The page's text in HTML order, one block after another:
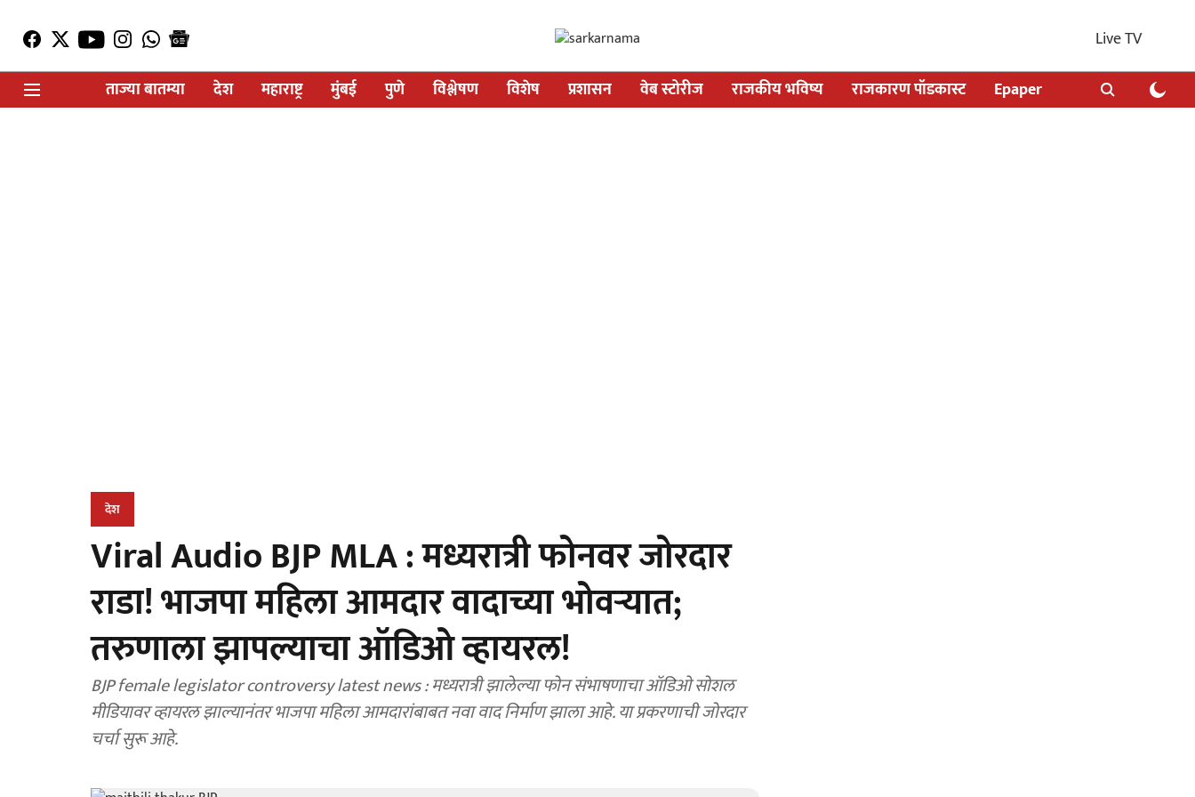
Live TV
ताज्या बातम्या
देश महाराष्ट्र मुंबई पुणे विश्लेषण विशेष प्रशासन वेब स्टोरीज राजकीय भविष्य राजकारण पॉडकास्ट Epaper
देश
Viral Audio BJP MLA : मध्यरात्री फोनवर जोरदार
राडा! भाजपा महिला आमदार वादाच्या भोवऱ्यात;
तरुणाला झापल्याचा ऑडिओ व्हायरल!
BJP female legislator controversy latest news : मध्यरात्री झालेल्या फोन संभाषणाचा ऑडिओ सोशल
मीडियावर व्हायरल झाल्यानंतर भाजपा महिला आमदारांबाबत नवा वाद निर्माण झाला आहे. या प्रकरणाची जोरदार
चर्चा सुरू आहे.